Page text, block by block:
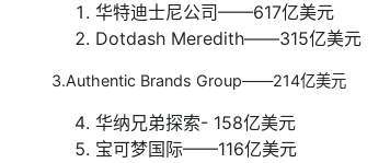
华特迪士尼公司——617亿美元
Dotdash Meredith——315亿美元
3.Authentic Brands Group——214亿美元
华纳兄弟探索- 158亿美元
宝可梦国际——116亿美元